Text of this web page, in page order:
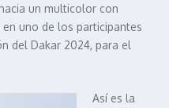
un multicolor con
uno de los participantes
del Dakar 2024, para el
Así es la